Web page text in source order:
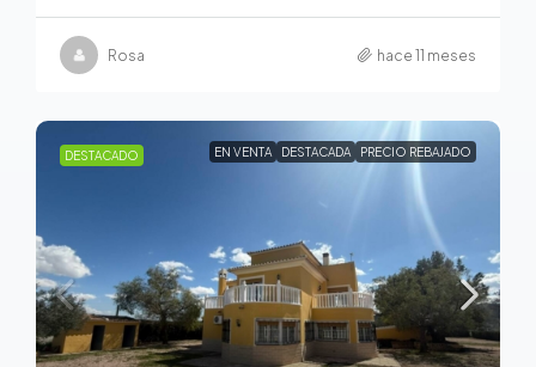
Rosa hace 11 meses
DESTACADO EN VENTA DESTACADA PRECIO REBAJADO